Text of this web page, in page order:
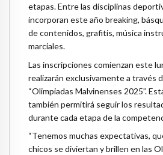
etapas. Entre las disciplinas
incorporan este año breaking,
de contenidos, grafitis, música
marciales.
Las inscripciones comienzan este
realizarán exclusivamente a través
“Olimpiadas Malvinenses 2025”.
también permitirá seguir los
durante cada etapa de la
“Tenemos muchas expectativas,
chicos se diviertan y brillen en las